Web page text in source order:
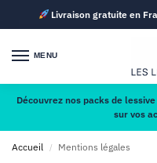
Livraison gratuite en
MENU
Découvrez nos packs de
sur vos
Accueil / Mentions légales